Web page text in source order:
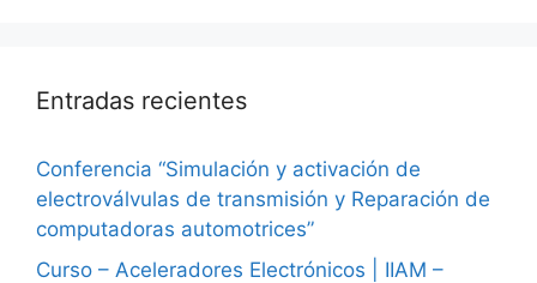
Entradas recientes
Conferencia “Simulación y activación de
electroválvulas de transmisión y Reparación de
computadoras automotrices”
Curso – Aceleradores Electrónicos | IIAM –